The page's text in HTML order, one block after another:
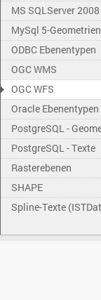
MS SQLServer
MySql 5-Geometrien
ODBC Ebenentypen
OGC WMS
OGC WFS
Oracle Ebenentypen
PostgreSQL -
PostgreSQL - Texte
Rasterebenen
SHAPE
Spline-Texte